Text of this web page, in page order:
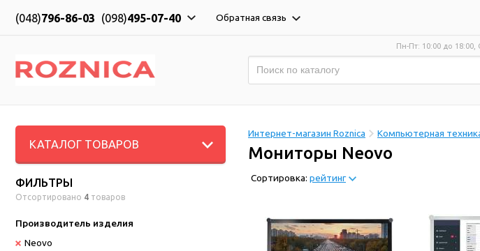
(048)796-86-03 (098)495-07-40 Обратная связь
Пн-Пт: 10:00 до 18:00,
КАТАЛОГ ТОВАРОВ
ФИЛЬТРЫ
Отсортировано 4 товаров
Производитель изделия
Neovo
Интернет-магазин Roznica Компьютерная
Мониторы Neovo
Сортировка: рейтинг